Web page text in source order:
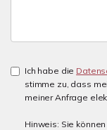
Ich habe die
stimme zu, dass
meiner Anfrage
Hinweis: Sie